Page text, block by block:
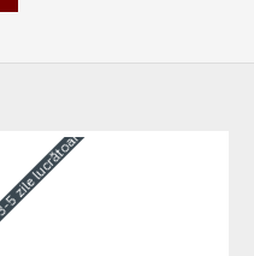
3-5 zile lucrătoare